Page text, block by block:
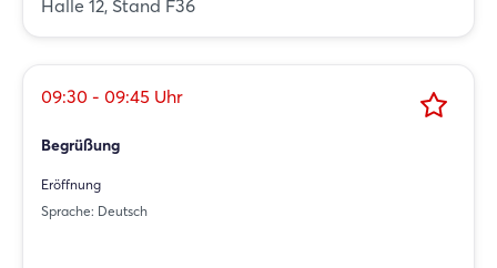
Halle 12, Stand F36
09:30 - 09:45 Uhr
Begrüßung
Eröffnung
Sprache: Deutsch